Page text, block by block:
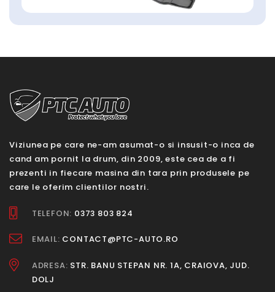
Viziunea pe care ne-am asumat-o si insusit-o inca de
cand am pornit la drum, din 2009, este cea de a fi
prezenti in fiecare masina din tara prin produsele pe
care le oferim clientilor nostri.
TELEFON: 0373 803 824
EMAIL: CONTACT@PTC-AUTO.RO
ADRESA: STR. BANU STEPAN NR. 1A, CRAIOVA, JUD.
DOLJ